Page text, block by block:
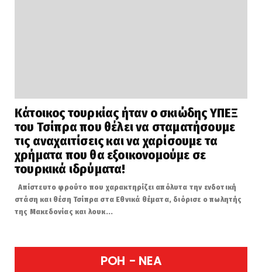
Κάτοικος τουρκίας ήταν ο σκιώδης ΥΠΕΞ
του Τσίπρα που θέλει να σταματήσουμε
τις αναχαιτίσεις και να χαρίσουμε τα
χρήματα που θα εξοικονομούμε σε
τουρκικά ιδρύματα!
Απίστευτο φρούτο που χαρακτηρίζει απόλυτα την ενδοτική
στάση και θέση Τσίπρα στα Εθνικά θέματα, διόρισε ο πωλητής
της Μακεδονίας και λουκ...
POH - NEA